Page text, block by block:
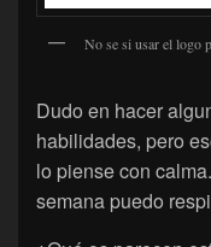
No se si usar el logo
Dudo en hacer
habilidades, pero
lo piense con
semana puedo